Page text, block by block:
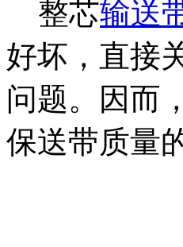
整芯输送
好坏，直接
问题。因而
保送带质量